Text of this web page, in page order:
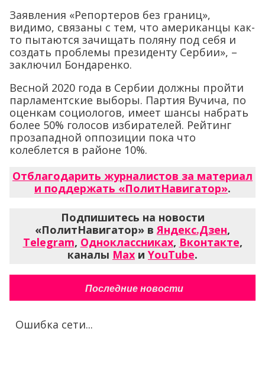
Заявления «Репортеров без границ»,
видимо, связаны с тем, что американцы как-
то пытаются зачищать поляну под себя и
создать проблемы президенту Сербии», –
заключил Бондаренко.
Весной 2020 года в Сербии должны пройти
парламентские выборы. Партия Вучича, по
оценкам социологов, имеет шансы набрать
более 50% голосов избирателей. Рейтинг
прозападной оппозиции пока что
колеблется в районе 10%.
Отблагодарить журналистов за материал
и поддержать «ПолитНавигатор».
Подпишитесь на новости
«ПолитНавигатор» вЯндекс.Дзен,
Telegram, Одноклассниках, Вконтакте,
каналы Max и YouTube.
Последние новости
Ошибка сети...